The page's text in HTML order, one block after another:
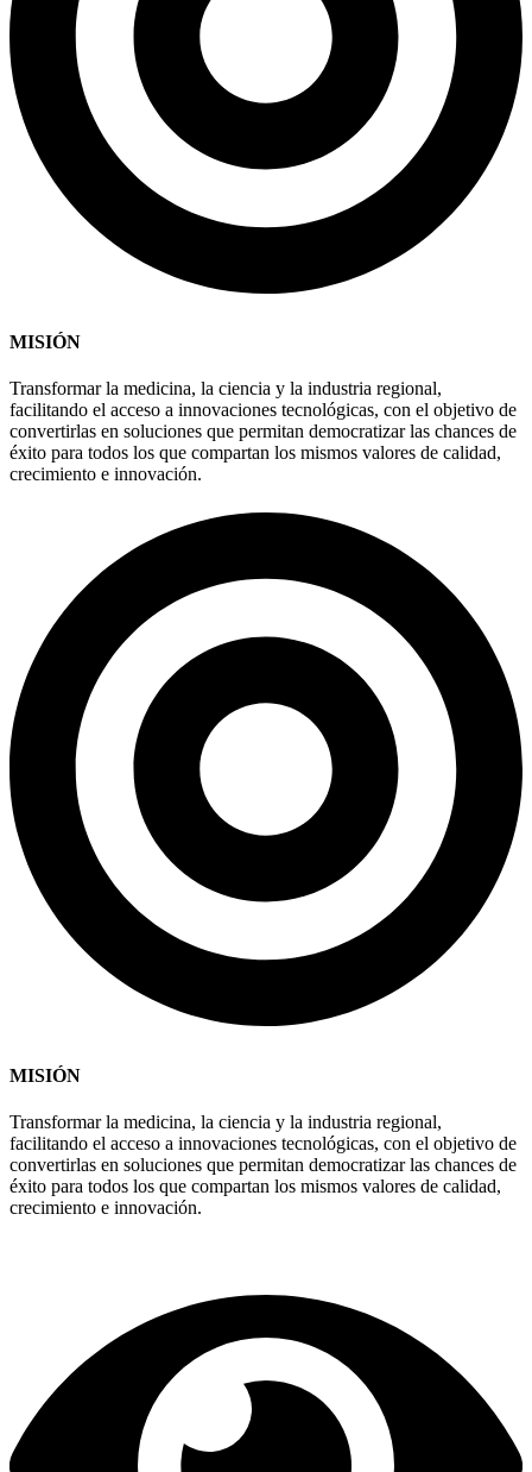
MISIÓN
Transformar la medicina, la ciencia y la industria regional,
facilitando el acceso a innovaciones tecnológicas, con el objetivo de
convertirlas en soluciones que permitan democratizar las chances de
éxito para todos los que compartan los mismos valores de calidad,
crecimiento e innovación.
MISIÓN
Transformar la medicina, la ciencia y la industria regional,
facilitando el acceso a innovaciones tecnológicas, con el objetivo de
convertirlas en soluciones que permitan democratizar las chances de
éxito para todos los que compartan los mismos valores de calidad,
crecimiento e innovación.